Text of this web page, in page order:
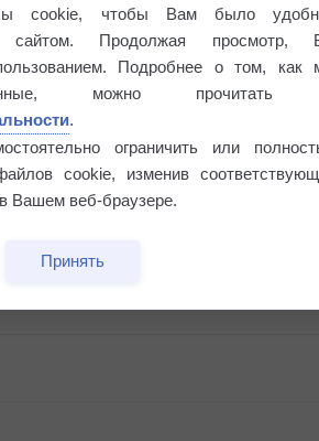
cookie, чтобы Вам было
сайтом. Продолжая просмотр,
Подробнее о том, как
можно прочитать
.
ограничить или
cookie, изменив
Вашем веб-браузере.
Принять